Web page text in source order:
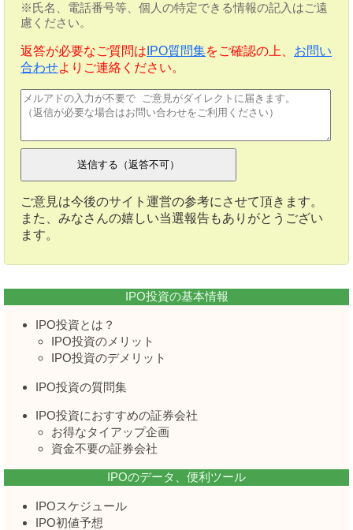
※氏名、電話番号等、個人の特定できる情報の記入はご遠
慮ください。
返答が必要なご質問は IPO質問集をご確認の上、 お問い
合わせよりご連絡ください。
ご意見は今後のサイト運営の参考にさせて頂きます。
また、みなさんの嬉しい当選報告もありがとうござい
ます。
IPO投資の基本情報
IPO投資とは？
IPO投資のメリット
IPO投資のデメリット
IPO投資の質問集
IPO投資におすすめの証券会社
お得なタイアップ企画
資金不要の証券会社
IPOのデータ、便利ツール
IPOスケジュール
IPO初値予想